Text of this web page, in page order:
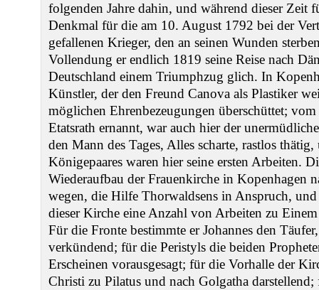
folgenden Jahre dahin, und während dieser Zeit
Denkmal für die am 10. August 1792 bei der
gefallenen Krieger, den an seinen Wunden
Vollendung er endlich 1819 seine Reise nach
Deutschland einem Triumphzug glich. In
Künstler, der den Freund Canova als Plastiker
möglichen Ehrenbezeugungen überschüttet;
Etatsrath ernannt, war auch hier der
den Mann des Tages, Alles scharte, rastlos
Königepaares waren hier seine ersten Arbeiten.
Wiederaufbau der Frauenkirche in Kopenhagen
wegen, die Hilfe Thorwaldsens in Anspruch,
dieser Kirche eine Anzahl von Arbeiten zu
Für die Fronte bestimmte er Johannes den
verkündend; für die Peristyls die beiden
Erscheinen vorausgesagt; für die Vorhalle der
Christi zu Pilatus und nach Golgatha